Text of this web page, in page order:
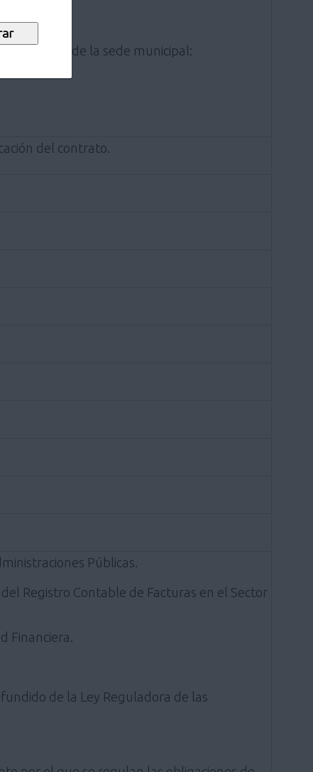
electrónico de la sede municipal:
del contrato.
Públicas.
Registro Contable de Facturas en el Sector
Financiera.
de la Ley Reguladora de las